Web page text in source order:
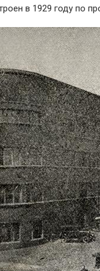
в 1929 году по